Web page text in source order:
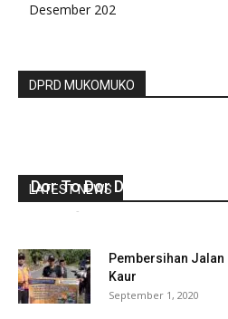
Desember 202
DPRD MUKOMUKO
LATEST NEWS
Dor To Dor Di Lakukan
-
Pembersihan Jalan
Kaur
September 1, 2020